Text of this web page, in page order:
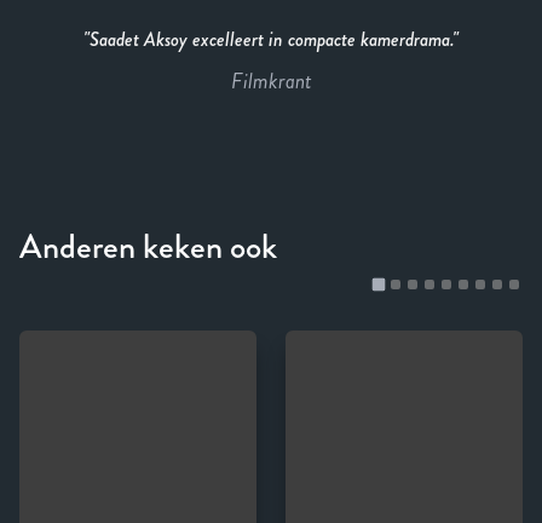
Saadet Aksoy excelleert in compacte kamerdrama.
Filmkrant